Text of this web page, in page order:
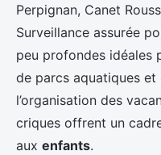
Perpignan, Canet
Surveillance assurée
peu profondes idéales
de parcs aquatiques et
l’organisation des
criques offrent un
aux enfants.